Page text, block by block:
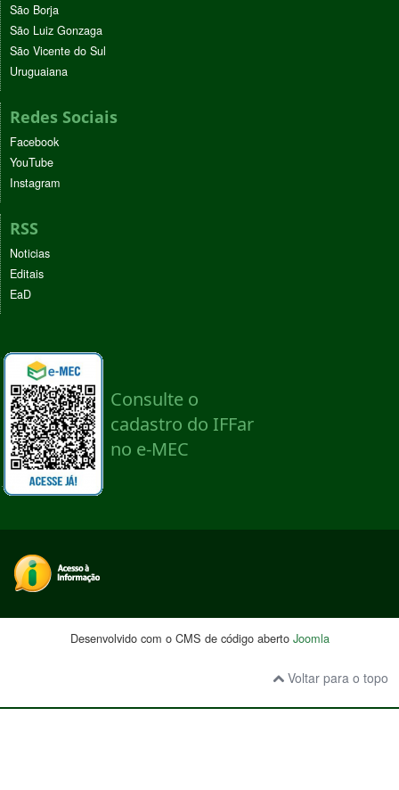
São Borja
São Luiz Gonzaga
São Vicente do Sul
Uruguaiana
Redes Sociais
Facebook
YouTube
Instagram
RSS
Noticias
Editais
EaD
Desenvolvido com o CMS de código aberto Joomla
Voltar para o topo